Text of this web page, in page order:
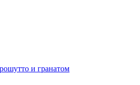
и гранатом